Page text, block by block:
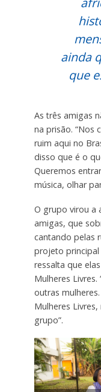
ainda
que
As três amigas
na prisão. “Nos
ruim aqui no
disso que é o
Queremos
música, olhar
O grupo virou a
amigas, que
cantando pelas
projeto principal
ressalta que
Mulheres
outras
Mulheres
grupo”.